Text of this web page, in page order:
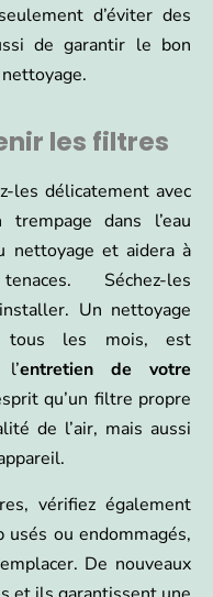
d’éviter des
de garantir le bon
les filtres
les délicatement avec
dans l’eau
nettoyage et aidera à
Séchez-les
Un nettoyage
tous les mois, est
entretien de votre
qu’un filtre propre
de l’air, mais aussi
vérifiez également
ou endommagés,
De nouveaux